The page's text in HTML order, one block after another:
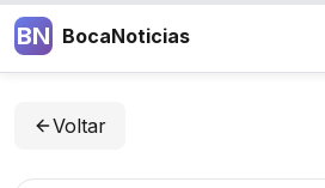
BN BocaNoticias
Voltar